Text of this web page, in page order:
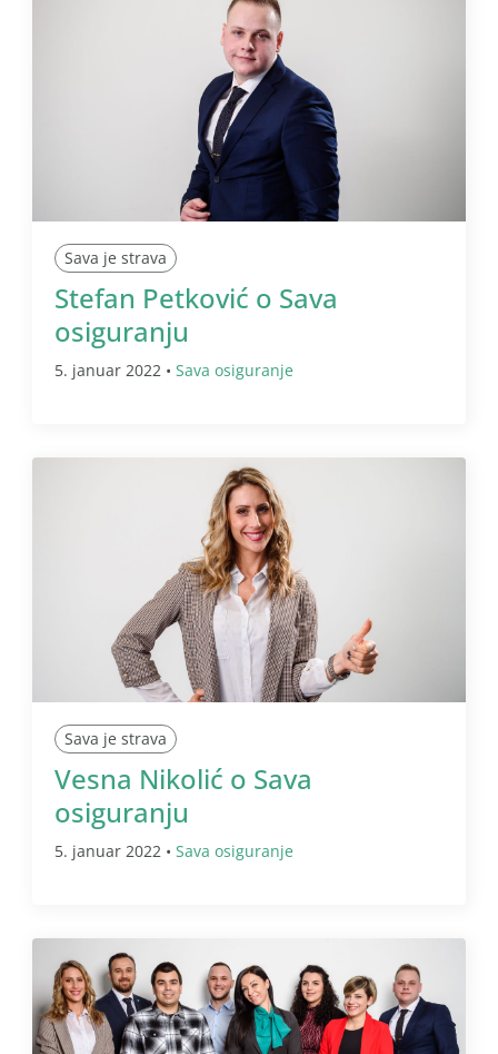
Sava je strava
Stefan Petković o Sava
osiguranju
5. januar 2022 • Sava osiguranje
Sava je strava
Vesna Nikolić o Sava
osiguranju
5. januar 2022 • Sava osiguranje